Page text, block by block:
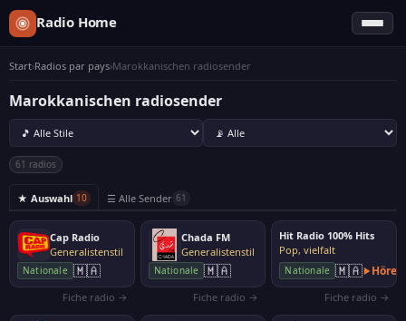
Radio Home
Start›Radios par pays›Marokkanischen radiosender
Marokkanischen radiosender
61 radios
★ Auswahl 10 ☰ Alle Sender 61
Cap Radio
Generalistenstil
Nationale 🇲🇦
Fiche radio →
Chada FM
Generalistenstil
Nationale 🇲🇦
Fiche radio →
Hit Radio 100% Hits
Pop, vielfalt
Nationale 🇲🇦 Hören
Fiche radio →